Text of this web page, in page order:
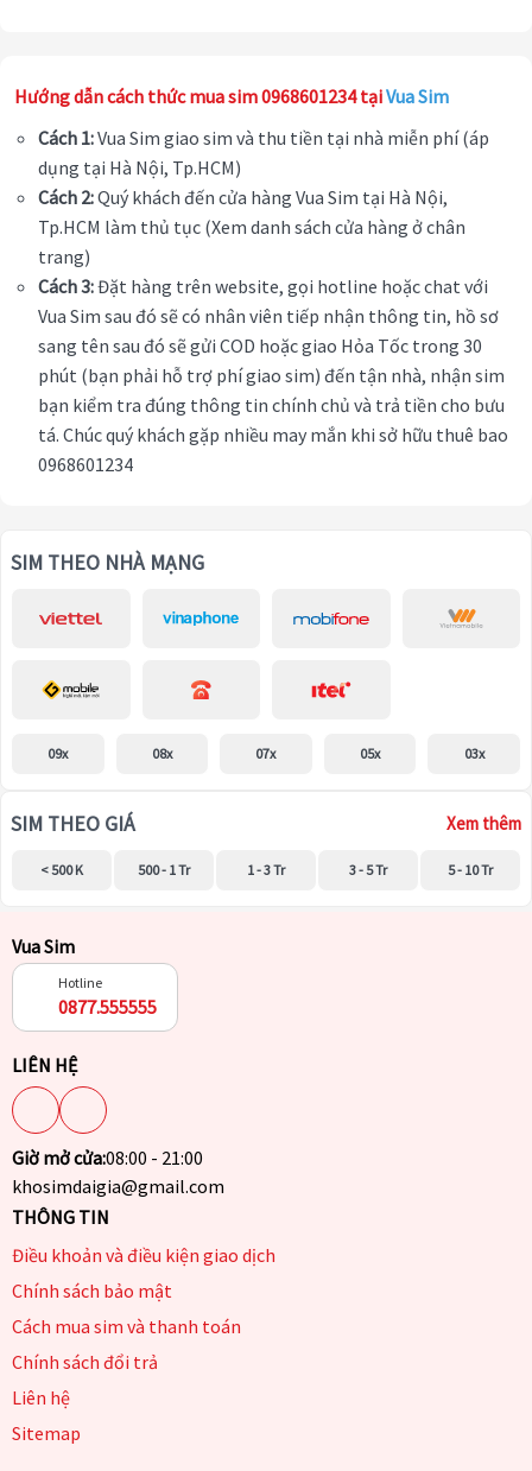
Hướng dẫn cách thức mua sim 0968601234 tạiVua Sim
Cách 1:Vua Sim giao sim và thu tiền tại nhà miễn phí (áp
dụng tại Hà Nội, Tp.HCM)
Cách 2:Quý khách đến cửa hàng Vua Sim tại Hà Nội,
Tp.HCM làm thủ tục (Xem danh sách cửa hàng ở chân
trang)
Cách 3:Đặt hàng trên website, gọi hotline hoặc chat với
Vua Sim sau đó sẽ có nhân viên tiếp nhận thông tin, hồ sơ
sang tên sau đó sẽ gửi COD hoặc giao Hỏa Tốc trong 30
phút (bạn phải hỗ trợ phí giao sim) đến tận nhà, nhận sim
bạn kiểm tra đúng thông tin chính chủ và trả tiền cho bưu
tá. Chúc quý khách gặp nhiều may mắn khi sở hữu thuê bao
0968601234
SIM THEO NHÀ MẠNG
09x 08x 07x 05x 03x
SIM THEO GIÁ Xem thêm
< 500 K 500 - 1 Tr 1 - 3 Tr 3 - 5 Tr 5 - 10 Tr
Vua Sim
Hotline
0877.555555
LIÊN HỆ
Giờ mở cửa:08:00 - 21:00
khosimdaigia@gmail.com
THÔNG TIN
Điều khoản và điều kiện giao dịch
Chính sách bảo mật
Cách mua sim và thanh toán
Chính sách đổi trả
Liên hệ
Sitemap